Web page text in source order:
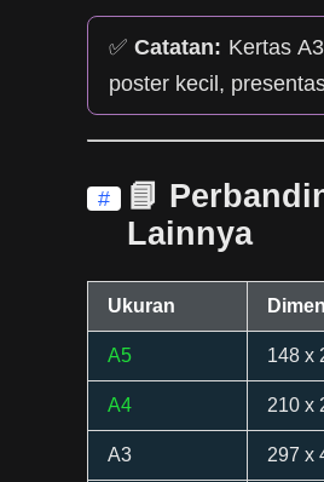
✅Catatan: Kertas
poster kecil,
#
📘
Lainnya
Ukuran
A5 148 x
A4 210 x
A3 297 x